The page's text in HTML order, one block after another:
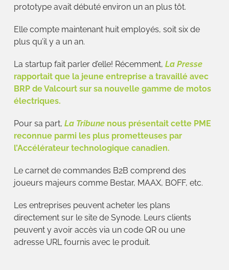
prototype avait débuté environ un an plus tôt.
Elle compte maintenant huit employés, soit six de
plus qu’il y a un an.
La startup fait parler d’elle! Récemment, La Presse
rapportait que la jeune entreprise a travaillé avec
BRP de Valcourt sur sa nouvelle gamme de motos
électriques.
Pour sa part, La Tribunenous présentait cette PME
reconnue parmi les plus prometteuses par
l’Accélérateur technologique canadien.
Le carnet de commandes B2B comprend des
joueurs majeurs comme Bestar, MAAX, BOFF, etc.
Les entreprises peuvent acheter les plans
directement sur le site de Synode. Leurs clients
peuvent y avoir accès via un code QR ou une
adresse URL fournis avec le produit.